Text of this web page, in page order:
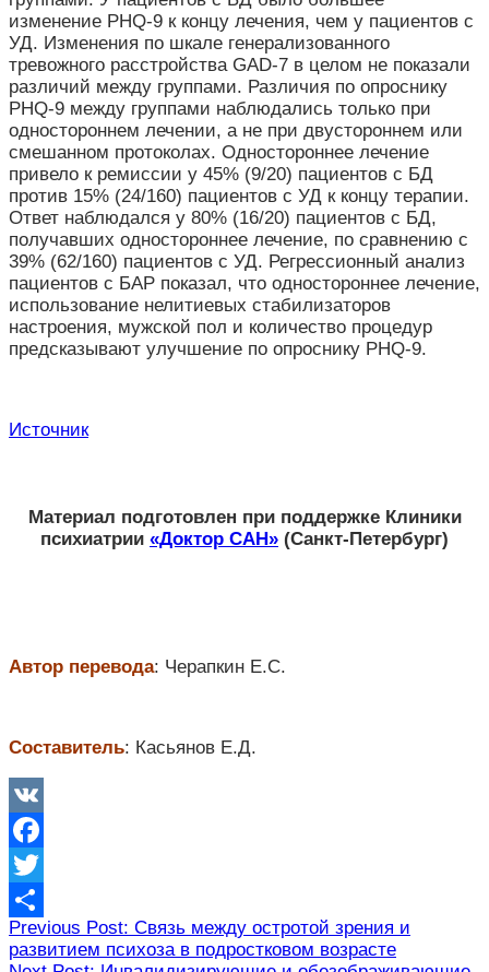
изменение PHQ-9 к концу лечения, чем у пациентов с
УД. Изменения по шкале генерализованного
тревожного расстройства GAD-7 в целом не показали
различий между группами. Различия по опроснику
PHQ-9 между группами наблюдались только при
одностороннем лечении, а не при двустороннем или
смешанном протоколах. Одностороннее лечение
привело к ремиссии у 45% (9/20) пациентов с БД
против 15% (24/160) пациентов с УД к концу терапии.
Ответ наблюдался у 80% (16/20) пациентов с БД,
получавших одностороннее лечение, по сравнению с
39% (62/160) пациентов с УД. Регрессионный анализ
пациентов с БАР показал, что одностороннее лечение,
использование нелитиевых стабилизаторов
настроения, мужской пол и количество процедур
предсказывают улучшение по опроснику PHQ-9.
Источник
Материал подготовлен при поддержке Клиники
психиатрии «Доктор САН» (Санкт-Петербург)
Автор перевода: Черапкин Е.С.
Составитель: Касьянов Е.Д.
VK
Facebook
Twitter
Отправить
Навигация
по
Previous Post: Связь между остротой зрения и
развитием психоза в подростковом возрасте